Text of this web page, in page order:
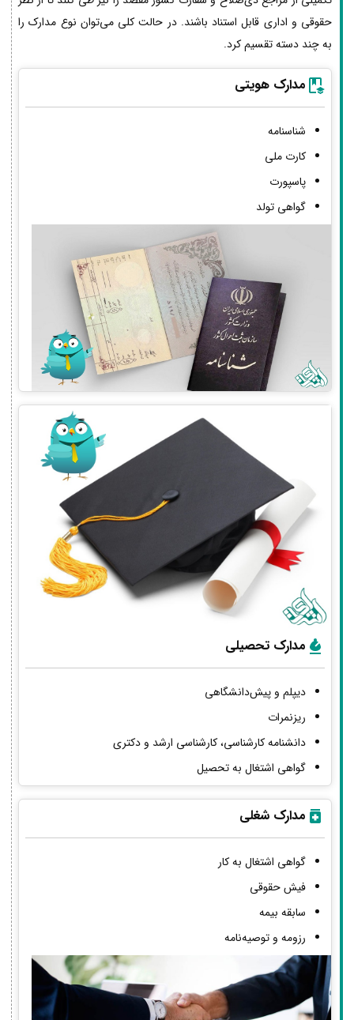
حقوقی و اداری قابل استناد باشند. در حالت کلی می‌توان نوع مدارک را
به چند دسته تقسیم کرد.
مدارک هویتی
شناسنامه
کارت ملی
پاسپورت
گواهی تولد
مدارک تحصیلی
دیپلم و پیش‌دانشگاهی
ریزنمرات
دانشنامه کارشناسی، کارشناسی ارشد و دکتری
گواهی اشتغال به تحصیل
مدارک شغلی
گواهی اشتغال به کار
فیش حقوقی
سابقه بیمه
رزومه و توصیه‌نامه